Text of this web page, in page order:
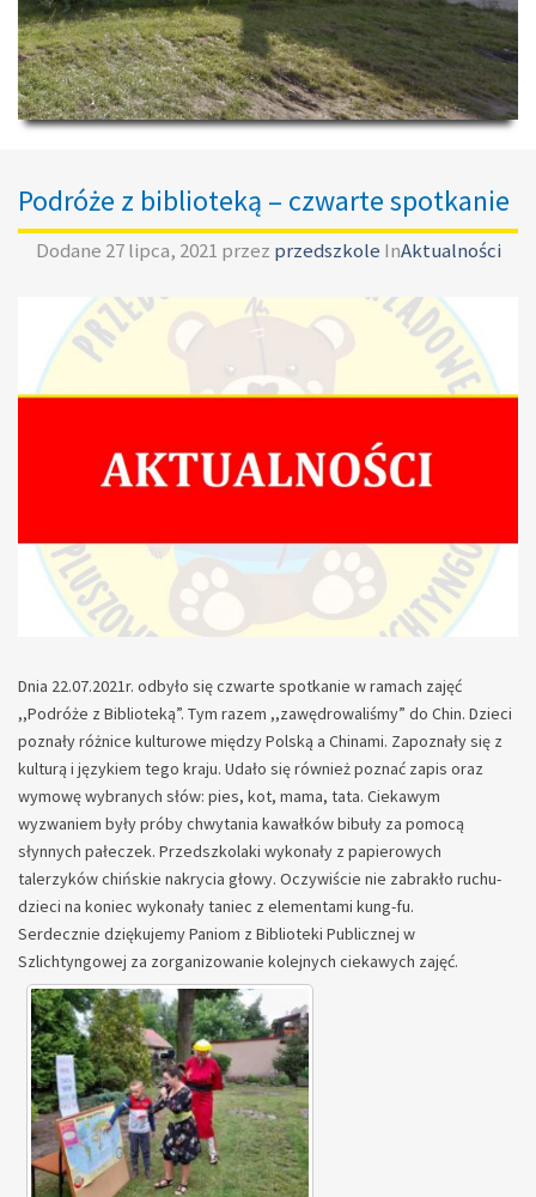
Podróże z biblioteką – czwarte spotkanie
Dodane 27 lipca, 2021 przez przedszkole InAktualności
Dnia 22.07.2021r. odbyło się czwarte spotkanie w ramach zajęć
,,Podróże z Biblioteką”. Tym razem ,,zawędrowaliśmy” do Chin. Dzieci
poznały różnice kulturowe między Polską a Chinami. Zapoznały się z
kulturą i językiem tego kraju. Udało się również poznać zapis oraz
wymowę wybranych słów: pies, kot, mama, tata. Ciekawym
wyzwaniem były próby chwytania kawałków bibuły za pomocą
słynnych pałeczek. Przedszkolaki wykonały z papierowych
talerzyków chińskie nakrycia głowy. Oczywiście nie zabrakło ruchu-
dzieci na koniec wykonały taniec z elementami kung-fu.
Serdecznie dziękujemy Paniom z Biblioteki Publicznej w
Szlichtyngowej za zorganizowanie kolejnych ciekawych zajęć.